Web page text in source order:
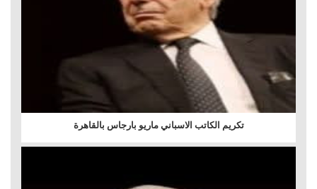
تكريم الكاتب الاسباني ماريو بارجاس بالقاهرة